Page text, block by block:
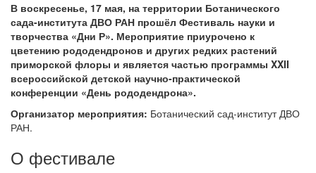
В воскресенье, 17 мая, на территории Ботанического
сада-института ДВО РАН прошёл Фестиваль науки и
творчества «Дни Р». Мероприятие приурочено к
цветению рододендронов и других редких растений
приморской флоры и является частью программы XXII
всероссийской детской научно-практической
конференции «День рододендрона».
Организатор мероприятия: Ботанический сад-институт ДВО
РАН.
О фестивале